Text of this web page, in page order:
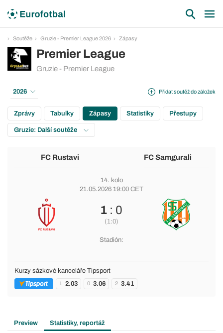
Soutěže Gruzie - Premier League 2026 Zápasy
Premier League
Gruzie - Premier League
Přidat soutěž do záložek
2026
Zprávy Tabulky Zápasy Statistiky Přestupy
Gruzie: Další soutěže
FC Rustavi FC Samgurali
14. kolo
21.05.2026 19:00 CET
1 : 0
(1:0)
Stadión:
Kurzy sázkové kanceláře Tipsport
1 2.03 0 3.06 2 3.41
Preview Statistiky, reportáž